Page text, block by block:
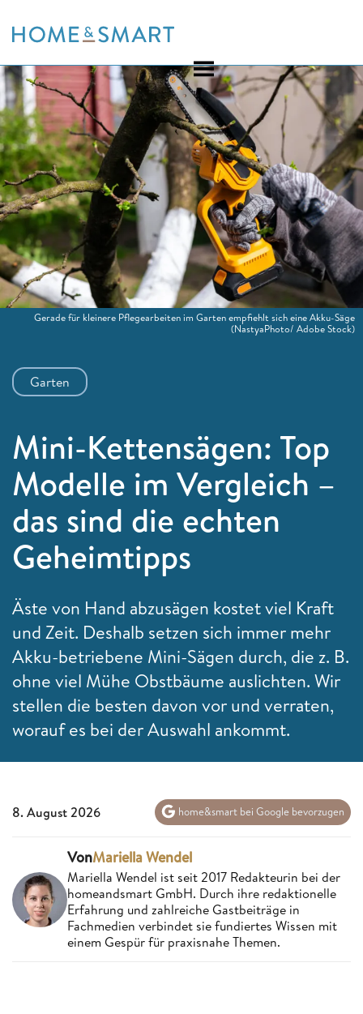
to
Garten
Mini-Kettensägen: Top
Modelle im Vergleich –
das sind die echten
Geheimtipps
Äste von Hand abzusägen kostet viel Kraft
und Zeit. Deshalb setzen sich immer mehr
Akku-betriebene Mini-Sägen durch, die z. B.
ohne viel Mühe Obstbäume auslichten. Wir
stellen die besten davon vor und verraten,
worauf es bei der Auswahl ankommt.
Gerade für kleinere Pflegearbeiten im Garten empfiehlt sich eine Akku-Säge
(NastyaPhoto/ Adobe Stock)
8. August 2026 home&smart bei Google bevorzugen
VonMariella Wendel
Mariella Wendel ist seit 2017 Redakteurin bei der
homeandsmart GmbH. Durch ihre redaktionelle
Erfahrung und zahlreiche Gastbeiträge in
Fachmedien verbindet sie fundiertes Wissen mit
einem Gespür für praxisnahe Themen.